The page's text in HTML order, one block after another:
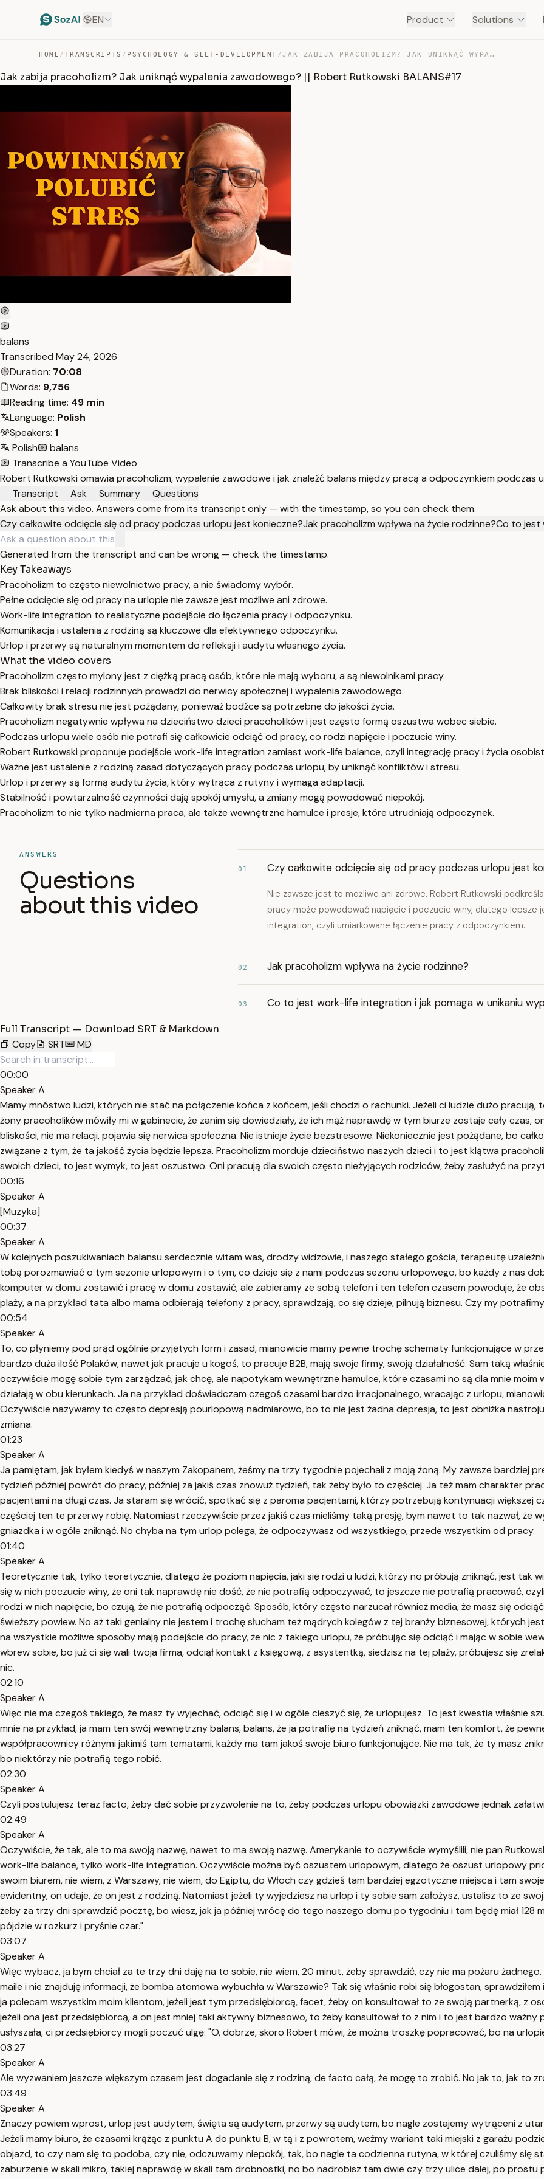
EN Product Solutions
HOME / TRANSCRIPTS / PSYCHOLOGY & SELF-DEVELOPMENT / JAK ZABIJA PRACOHOLIZM? JAK UNIKNĄĆ WYPALENIA ZAWODOWEG… — TRANSCRIPT
Jak zabija pracoholizm? Jak uniknąć wypalenia zawodowego? || Robert Rutkowski BALANS#17
balans
Transcribed May 24, 2026
Duration: 70:08
Words: 9,756
Reading time: 49 min
Language: Polish
Speakers: 1
Polish
balans
Transcribe a YouTube Video
Robert Rutkowski omawia pracoholizm, wypalenie zawodowe i jak znaleźć balans między pracą a odpoczynkiem podczas
Transcript
Ask Summary
Questions
Ask about this video. Answers come from its transcript only — with the timestamp, so you can check them.
Czy całkowite odcięcie się od pracy podczas urlopu jest konieczne?Jak pracoholizm wpływa na życie rodzinne?Co to jest
Generated from the transcript and can be wrong — check the timestamp.
Key Takeaways
Pracoholizm to często niewolnictwo pracy, a nie świadomy wybór.
Pełne odcięcie się od pracy na urlopie nie zawsze jest możliwe ani zdrowe.
Work-life integration to realistyczne podejście do łączenia pracy i odpoczynku.
Komunikacja i ustalenia z rodziną są kluczowe dla efektywnego odpoczynku.
Urlop i przerwy są naturalnym momentem do refleksji i audytu własnego życia.
What the video covers
Pracoholizm często mylony jest z ciężką pracą osób, które nie mają wyboru, a są niewolnikami pracy.
Brak bliskości i relacji rodzinnych prowadzi do nerwicy społecznej i wypalenia zawodowego.
Całkowity brak stresu nie jest pożądany, ponieważ bodźce są potrzebne do jakości życia.
Pracoholizm negatywnie wpływa na dzieciństwo dzieci pracoholików i jest często formą oszustwa wobec siebie.
Podczas urlopu wiele osób nie potrafi się całkowicie odciąć od pracy, co rodzi napięcie i poczucie winy.
Robert Rutkowski proponuje podejście work-life integration zamiast work-life balance, czyli integrację pracy i życia
Ważne jest ustalenie z rodziną zasad dotyczących pracy podczas urlopu, by uniknąć konfliktów i stresu.
Urlop i przerwy są formą audytu życia, który wytrąca z rutyny i wymaga adaptacji.
Stabilność i powtarzalność czynności dają spokój umysłu, a zmiany mogą powodować niepokój.
Pracoholizm to nie tylko nadmierna praca, ale także wewnętrzne hamulce i presje, które utrudniają odpoczynek.
ANSWERS
Questions
about this video
01 Czy całkowite odcięcie się od pracy podczas urlopu jest
Nie zawsze jest to możliwe ani zdrowe. Robert Rutkowski
pracy może powodować napięcie i poczucie winy, dlatego lepsze
integration, czyli umiarkowane łączenie pracy z odpoczynkiem.
02 Jak pracoholizm wpływa na życie rodzinne?
03 Co to jest work-life integration i jak pomaga w unikaniu
Full Transcript — Download SRT & Markdown
Copy
SRT MD
00:00
Speaker A
Mamy mnóstwo ludzi, których nie stać na połączenie końca z końcem, jeśli chodzi o rachunki. Jeżeli ci ludzie dużo
żony pracoholików mówiły mi w gabinecie, że zanim się dowiedziały, że ich mąż naprawdę w tym biurze zostaje cały czas,
bliskości, nie ma relacji, pojawia się nerwica społeczna. Nie istnieje życie bezstresowe. Niekoniecznie jest pożądane, bo
związane z tym, że ta jakość życia będzie lepsza. Pracoholizm morduje dzieciństwo naszych dzieci i to jest klątwa
swoich dzieci, to jest wymyk, to jest oszustwo. Oni pracują dla swoich często nieżyjących rodziców, żeby zasłużyć na
00:16
Speaker A
[Muzyka]
00:37
Speaker A
W kolejnych poszukiwaniach balansu serdecznie witam was, drodzy widzowie, i naszego stałego gościa, terapeutę
tobą porozmawiać o tym sezonie urlopowym i o tym, co dzieje się z nami podczas sezonu urlopowego, bo każdy z nas
komputer w domu zostawić i pracę w domu zostawić, ale zabieramy ze sobą telefon i ten telefon czasem powoduje, że
plaży, a na przykład tata albo mama odbierają telefony z pracy, sprawdzają, co się dzieje, pilnują biznesu. Czy my
00:54
Speaker A
To, co płyniemy pod prąd ogólnie przyjętych form i zasad, mianowicie mamy pewne trochę schematy funkcjonujące w
bardzo duża ilość Polaków, nawet jak pracuje u kogoś, to pracuje B2B, mają swoje firmy, swoją działalność. Sam taką
oczywiście mogę sobie tym zarządzać, jak chcę, ale napotykam wewnętrzne hamulce, które czasami no są dla mnie
działają w obu kierunkach. Ja na przykład doświadczam czegoś czasami bardzo irracjonalnego, wracając z urlopu,
Oczywiście nazywamy to często depresją pourlopową nadmiarowo, bo to nie jest żadna depresja, to jest obniżka
zmiana.
01:23
Speaker A
Ja pamiętam, jak byłem kiedyś w naszym Zakopanem, żeśmy na trzy tygodnie pojechali z moją żoną. My zawsze bardziej
tydzień później powrót do pracy, później za jakiś czas znowuż tydzień, tak żeby było to częściej. Ja też mam charakter
pacjentami na długi czas. Ja staram się wrócić, spotkać się z paroma pacjentami, którzy potrzebują kontynuacji większej
częściej ten te przerwy robię. Natomiast rzeczywiście przez jakiś czas mieliśmy taką presję, bym nawet to tak nazwał, że
gniazdka i w ogóle zniknąć. No chyba na tym urlop polega, że odpoczywasz od wszystkiego, przede wszystkim od pracy.
01:40
Speaker A
Teoretycznie tak, tylko teoretycznie, dlatego że poziom napięcia, jaki się rodzi u ludzi, którzy no próbują zniknąć, jest tak
się w nich poczucie winy, że oni tak naprawdę nie dość, że nie potrafią odpoczywać, to jeszcze nie potrafią pracować,
rodzi w nich napięcie, bo czują, że nie potrafią odpocząć. Sposób, który często narzucał również media, że masz się
świeższy powiew. No aż taki genialny nie jestem i trochę słucham też mądrych kolegów z tej branży biznesowej, których
na wszystkie możliwe sposoby mają podejście do pracy, że nic z takiego urlopu, że próbując się odciąć i mając w sobie
wbrew sobie, bo już ci się wali twoja firma, odciął kontakt z księgową, z asystentką, siedzisz na tej plaży, próbujesz się
nic.
02:10
Speaker A
Więc nie ma czegoś takiego, że masz ty wyjechać, odciąć się i w ogóle cieszyć się, że urlopujesz. To jest kwestia właśnie
mnie na przykład, ja mam ten swój wewnętrzny balans, balans, że ja potrafię na tydzień zniknąć, mam ten komfort, że
współpracownicy różnymi jakimiś tam tematami, każdy ma tam jakoś swoje biuro funkcjonujące. Nie ma tak, że ty masz
bo niektórzy nie potrafią tego robić.
02:30
Speaker A
Czyli postulujesz teraz facto, żeby dać sobie przyzwolenie na to, żeby podczas urlopu obowiązki zawodowe jednak
02:49
Speaker A
Oczywiście, że tak, ale to ma swoją nazwę, nawet to ma swoją nazwę. Amerykanie to oczywiście wymyślili, nie pan
work-life balance, tylko work-life integration. Oczywiście można być oszustem urlopowym, dlatego że oszust urlopowy
swoim biurem, nie wiem, z Warszawy, nie wiem, do Egiptu, do Włoch czy gdzieś tam bardziej egzotyczne miejsca i tam
ewidentny, on udaje, że on jest z rodziną. Natomiast jeżeli ty wyjedziesz na urlop i ty sobie sam założysz, ustalisz to ze
żeby za trzy dni sprawdzić pocztę, bo wiesz, jak ja później wrócę do tego naszego domu po tygodniu i tam będę miał 128
pójdzie w rozkurz i pryśnie czar."
03:07
Speaker A
Więc wybacz, ja bym chciał za te trzy dni daję na to sobie, nie wiem, 20 minut, żeby sprawdzić, czy nie ma pożaru
maile i nie znajduję informacji, że bomba atomowa wybuchła w Warszawie? Tak się właśnie robi się błogostan,
ja polecam wszystkim moim klientom, jeżeli jest tym przedsiębiorcą, facet, żeby on konsultował to ze swoją partnerką, z
jeżeli ona jest przedsiębiorcą, a on jest mniej taki aktywny biznesowo, to żeby konsultował to z nim i to jest bardzo ważny
usłyszała, ci przedsiębiorcy mogli poczuć ulgę: "O, dobrze, skoro Robert mówi, że można troszkę popracować, bo na
03:27
Speaker A
Ale wyzwaniem jeszcze większym czasem jest dogadanie się z rodziną, de facto całą, że mogę to zrobić. No jak to, jak to
03:49
Speaker A
Znaczy powiem wprost, urlop jest audytem, święta są audytem, przerwy są audytem, bo nagle zostajemy wytrąceni z
Jeżeli mamy biuro, że czasami krążąc z punktu A do punktu B, w tą i z powrotem, weźmy wariant taki miejski z garażu
objazd, to czy nam się to podoba, czy nie, odczuwamy niepokój, tak, bo nagle ta codzienna rutyna, w której czuliśmy się
zaburzenie w skali mikro, takiej naprawdę w skali tam drobnostki, no bo nadrobisz tam dwie czy trzy ulice dalej, po prostu